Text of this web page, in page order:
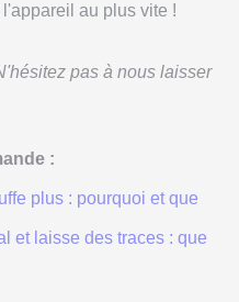
au plus vite !
pas à nous laisser
:
plus : pourquoi et que
et laisse des traces : que